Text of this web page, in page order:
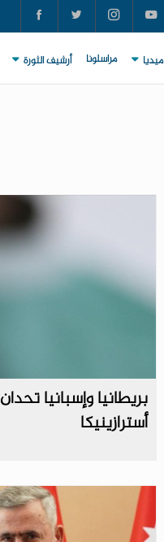
ميديا مراسلونا أرشيف الثورة
بريطانيا وإسبانيا
أسترازينيكا